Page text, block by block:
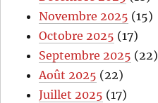
Novembre 2025 (15)
Octobre 2025 (17)
Septembre 2025 (22)
Août 2025 (22)
Juillet 2025 (17)